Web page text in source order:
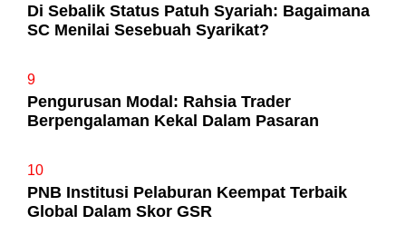
Di Sebalik Status Patuh Syariah: Bagaimana
SC Menilai Sesebuah Syarikat?
9
Pengurusan Modal: Rahsia Trader
Berpengalaman Kekal Dalam Pasaran
10
PNB Institusi Pelaburan Keempat Terbaik
Global Dalam Skor GSR